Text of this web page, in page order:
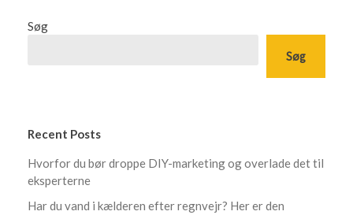
Søg
Søg
Recent Posts
Hvorfor du bør droppe DIY-marketing og overlade det til
eksperterne
Har du vand i kælderen efter regnvejr? Her er den